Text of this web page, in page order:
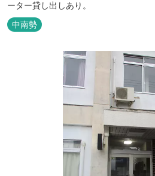
ーター貸し出しあり。
中南勢